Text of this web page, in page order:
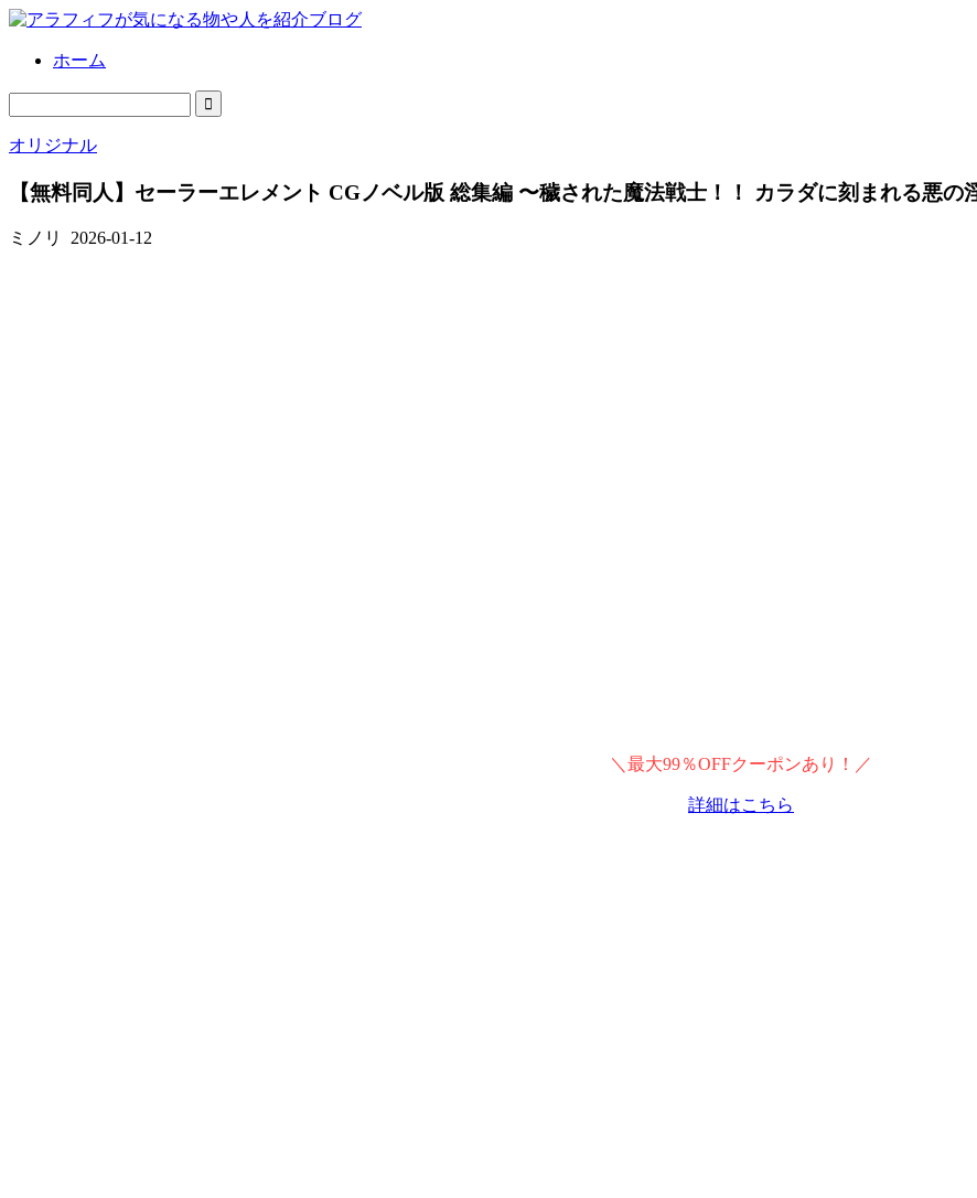
ホーム
オリジナル
【無料同人】セーラーエレメント CGノベル版 総集編 〜穢された魔法戦士！！ カラダに刻まれる悪の
ミノリ 2026-01-12
＼最大99％OFFクーポンあり！／
詳細はこちら